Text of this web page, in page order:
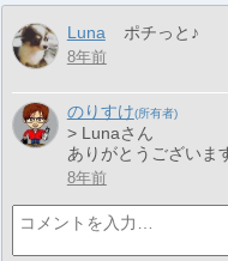
Luna ポチっと♪
8年前
のりすけ
> Lunaさん
ありがとうございま
8年前